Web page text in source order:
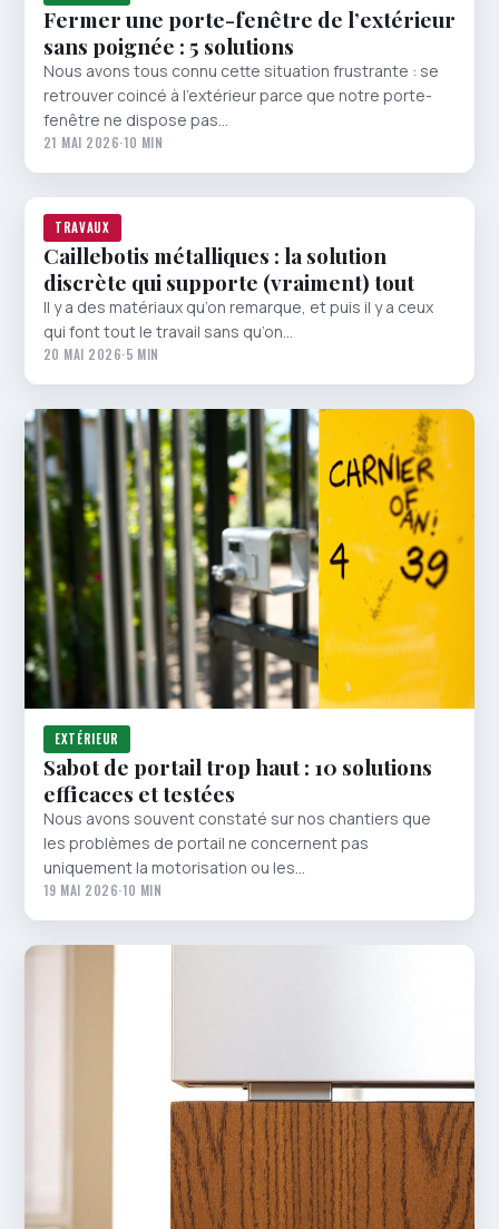
Fermer une porte-fenêtre de l’extérieur
sans poignée : 5 solutions
Nous avons tous connu cette situation frustrante : se
retrouver coincé à l’extérieur parce que notre porte-
fenêtre ne dispose pas…
21 MAI 2026·10 MIN
TRAVAUX
Caillebotis métalliques : la solution
discrète qui supporte (vraiment) tout
Il y a des matériaux qu’on remarque, et puis il y a ceux
qui font tout le travail sans qu’on…
20 MAI 2026·5 MIN
EXTÉRIEUR
Sabot de portail trop haut : 10 solutions
efficaces et testées
Nous avons souvent constaté sur nos chantiers que
les problèmes de portail ne concernent pas
uniquement la motorisation ou les…
19 MAI 2026·10 MIN